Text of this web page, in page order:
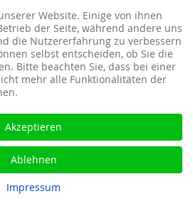
von Cookies und
die Verarbeitung
dieser Einwilligung
und § 25 Abs. 1 TTDSG);
widerrufbar.
so einstellen, dass Sie
Cookies informiert werden
Website. Einige von ihnen
der Seite, während andere uns
die Nutzererfahrung zu verbessern
selbst entscheiden, ob Sie die
Bitte beachten Sie, dass bei einer
mehr alle Funktionalitäten der
Akzeptieren
Ablehnen
Impressum